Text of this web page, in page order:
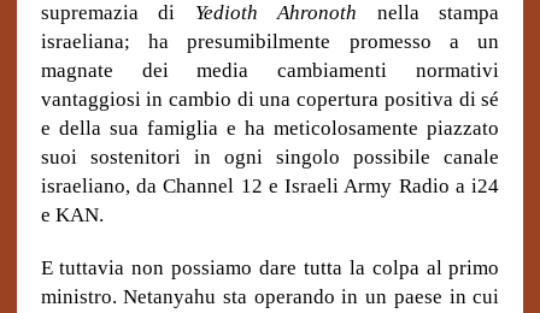
supremazia di Yedioth Ahronoth nella stampa
israeliana; ha presumibilmente promesso a un
magnate dei media cambiamenti normativi
vantaggiosi in cambio di una copertura positiva di sé
e della sua famiglia e ha meticolosamente piazzato
suoi sostenitori in ogni singolo possibile canale
israeliano, da Channel 12 e Israeli Army Radio a i24
e KAN.
E tuttavia non possiamo dare tutta la colpa al primo
ministro. Netanyahu sta operando in un paese in cui